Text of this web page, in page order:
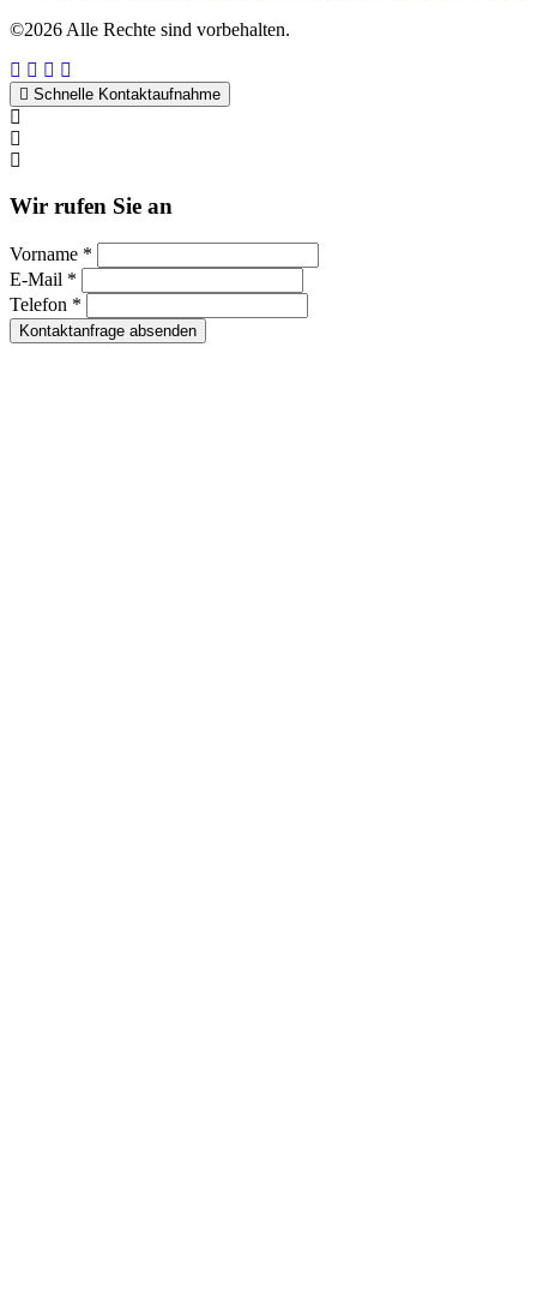
©2026 Alle Rechte sind vorbehalten.
Schnelle Kontaktaufnahme
Wir rufen Sie an
Vorname *
E-Mail *
Telefon *